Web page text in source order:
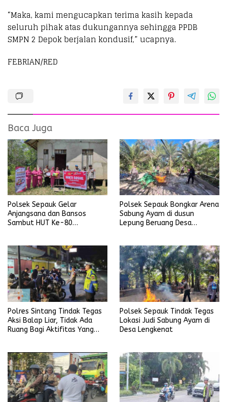
“Maka, kami mengucapkan terima kasih kepada
seluruh pihak atas dukungannya sehingga PPDB
SMPN 2 Depok berjalan kondusif,” ucapnya.
FEBRIAN/RED
Baca Juga
Polsek Sepauk Gelar
Anjangsana dan Bansos
Sambut HUT Ke-80
Polsek Sepauk Bongkar Arena
Sabung Ayam di dusun
Lepung Beruang Desa
Polres Sintang Tindak Tegas
Aksi Balap Liar, Tidak Ada
Ruang Bagi Aktifitas Yang
Polsek Sepauk Tindak Tegas
Lokasi Judi Sabung Ayam di
Desa Lengkenat